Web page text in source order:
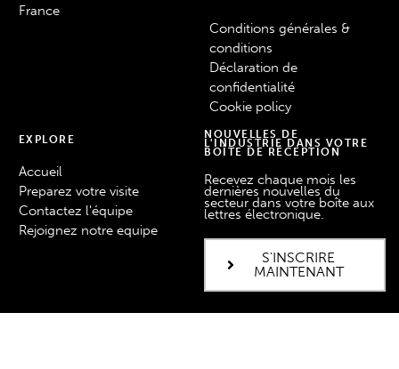
France
Conditions générales &
conditions
Déclaration de
confidentialité
Cookie policy
EXPLORE
Accueil
Preparez votre visite
Contactez l'équipe
Rejoignez notre equipe
NOUVELLES DE
L'INDUSTRIE DANS VOTRE
BOÎTE DE RÉCEPTION
Recevez chaque mois les
dernières nouvelles du
secteur dans votre boîte aux
lettres électronique.
S'INSCRIRE
MAINTENANT